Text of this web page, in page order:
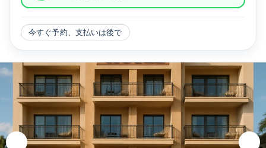
今すぐ予約、支払いは後で